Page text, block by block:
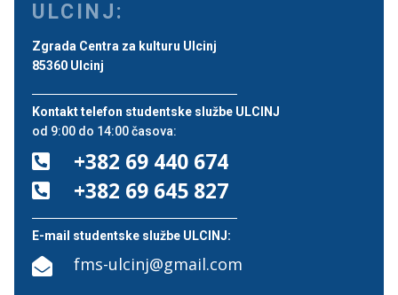
ULCINJ:
Zgrada Centra za kulturu Ulcinj
85360 Ulcinj
Kontakt telefon studentske službe ULCINJ
od 9:00 do 14:00 časova:
 +382 69 440 674
 +382 69 645 827
E-mail studentske službe ULCINJ:
 fms-ulcinj@gmail.com